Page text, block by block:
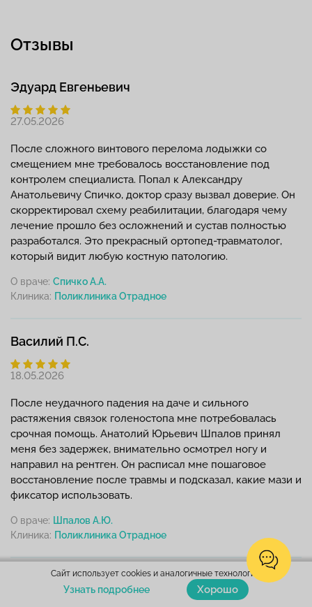
Отзывы
Эдуард Евгеньевич
27.05.2026
После сложного винтового перелома лодыжки со
смещением мне требовалось восстановление под
контролем специалиста. Попал к Александру
Анатольевичу Спичко, доктор сразу вызвал доверие. Он
скорректировал схему реабилитации, благодаря чему
лечение прошло без осложнений и сустав полностью
разработался. Это прекрасный ортопед-травматолог,
который видит любую костную патологию.
О враче: Спичко А.А.
Клиника:
Василий П.С.
18.05.2026
После неудачного падения на даче и сильного
растяжения связок голеностопа мне потребовалась
срочная помощь. Анатолий Юрьевич Шпалов принял
меня без задержек, внимательно осмотрел ногу и
направил на рентген. Он расписал мне пошаговое
восстановление после травмы и подсказал, какие мази и
фиксатор использовать.
О враче: Шпалов А.Ю.
Клиника:
Лаврентьева Алиса Геннадьевна
Сайт использует cookies и аналогичные технологии.
Узнать подробнее Хорошо